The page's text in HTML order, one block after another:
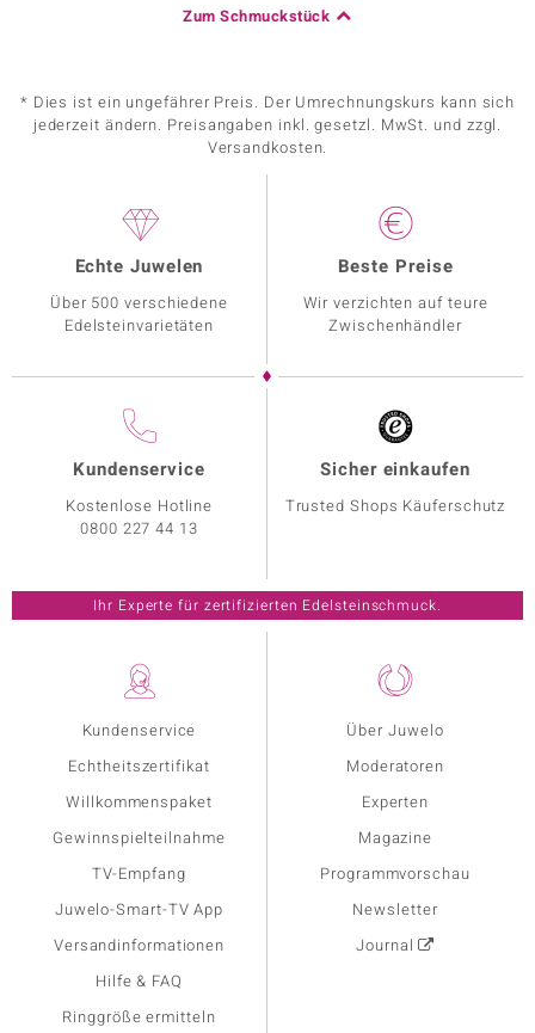
Zum Schmuckstück
* Dies ist ein ungefährer Preis. Der Umrechnungskurs kann sich
jederzeit ändern. Preisangaben inkl. gesetzl. MwSt. und zzgl.
Versandkosten.
Kundenservice
Echtheitszertifikat
Willkommenspaket
Gewinnspielteilnahme
TV-Empfang
Juwelo-Smart-TV App
Versandinformationen
Hilfe & FAQ
Ringgröße ermitteln
Über Juwelo
Moderatoren
Experten
Magazine
Programmvorschau
Newsletter
Journal
Echte Juwelen
Über 500 verschiedene
Edelsteinvarietäten
Beste Preise
Wir verzichten auf teure
Zwischenhändler
Kundenservice
Kostenlose Hotline
0800 227 44 13
Sicher einkaufen
Trusted Shops Käuferschutz
Ihr Experte für zertifizierten Edelsteinschmuck.